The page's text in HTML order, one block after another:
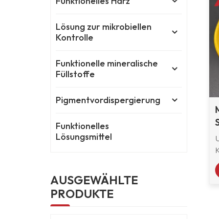
Lösung zur mikrobiellen
Kontrolle
Funktionelle mineralische
Füllstoffe
Pigmentvordispergierung
Funktionelles
Lösungsmittel
AUSGEWÄHLTE
PRODUKTE